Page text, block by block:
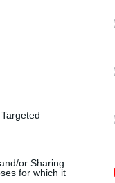
or Sharing
for which it
nem ritka
a NIMH és a
a
hanem az, amelyik
megint más túl